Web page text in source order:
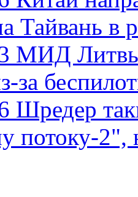
Тайвань в
МИД Литвы
за
Шредер
потоку-2",